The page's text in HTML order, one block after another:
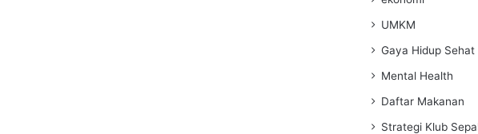
UMKM
Gaya Hidup Sehat
Mental Health
Daftar Makanan
Strategi Klub